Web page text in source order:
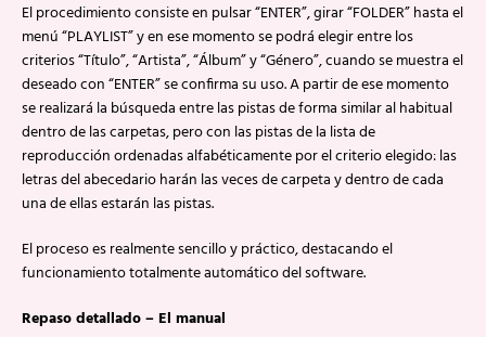
El procedimiento consiste en pulsar “ENTER”, girar “FOLDER” hasta el
menú “PLAYLIST” y en ese momento se podrá elegir entre los
criterios “Título”, “Artista”, “Álbum” y “Género”, cuando se muestra el
deseado con “ENTER” se confirma su uso. A partir de ese momento
se realizará la búsqueda entre las pistas de forma similar al habitual
dentro de las carpetas, pero con las pistas de la lista de
reproducción ordenadas alfabéticamente por el criterio elegido: las
letras del abecedario harán las veces de carpeta y dentro de cada
una de ellas estarán las pistas.
El proceso es realmente sencillo y práctico, destacando el
funcionamiento totalmente automático del software.
Repaso detallado – El manual